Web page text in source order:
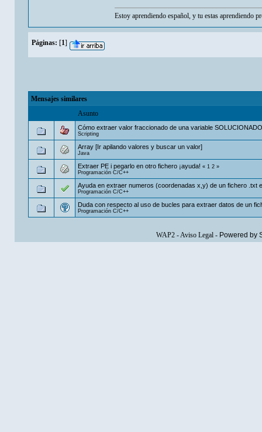
Estoy aprendiendo español, y tu estas aprendiendo
Páginas: [1]
Mensajes similares
Asunto
Cómo extraer valor fraccionado de una variable
Scripting
Array [Ir apilando valores y buscar un valor]
Java
Extraer PE i pegarlo en otro fichero ¡ayuda! «1 2»
Programación C/C++
Ayuda en extraer numeros (coordenadas x,y) de un fichero .txt
Programación C/C++
Duda con respecto al uso de bucles para extraer datos de un
Programación C/C++
WAP2-Aviso Legal- Powered by